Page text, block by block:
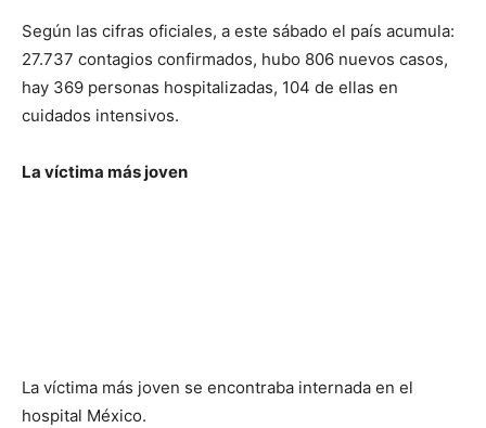
Según las cifras oficiales, a este sábado el país acumula:
27.737 contagios confirmados, hubo 806 nuevos casos,
hay 369 personas hospitalizadas, 104 de ellas en
cuidados intensivos.
La víctima más joven
La víctima más joven se encontraba internada en el
hospital México.